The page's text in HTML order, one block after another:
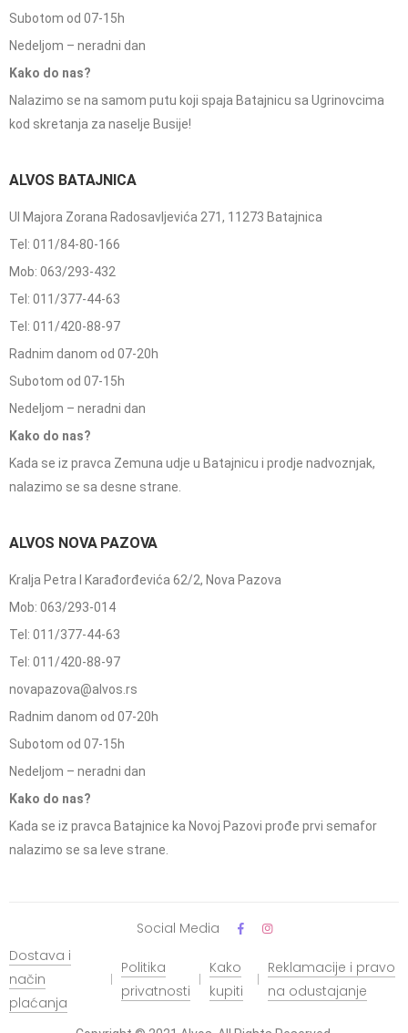
Subotom od 07-15h
Nedeljom – neradni dan
Kako do nas?
Nalazimo se na samom putu koji spaja Batajnicu sa Ugrinovcima
kod skretanja za naselje Busije!
ALVOS BATAJNICA
Ul Majora Zorana Radosavljevića 271, 11273 Batajnica
Tel: 011/84-80-166
Mob: 063/293-432
Tel: 011/377-44-63
Tel: 011/420-88-97
Radnim danom od 07-20h
Subotom od 07-15h
Nedeljom – neradni dan
Kako do nas?
Kada se iz pravca Zemuna udje u Batajnicu i prodje nadvoznjak,
nalazimo se sa desne strane.
ALVOS NOVA PAZOVA
Kralja Petra I Karađorđevića 62/2, Nova Pazova
Mob: 063/293-014
Tel: 011/377-44-63
Tel: 011/420-88-97
novapazova@alvos.rs
Radnim danom od 07-20h
Subotom od 07-15h
Nedeljom – neradni dan
Kako do nas?
Kada se iz pravca Batajnice ka Novoj Pazovi prođe prvi semafor
nalazimo se sa leve strane.
Dostava i
način
plaćanja
Politika
privatnosti
Kako
kupiti
Reklamacije i pravo
na odustajanje
Social Media